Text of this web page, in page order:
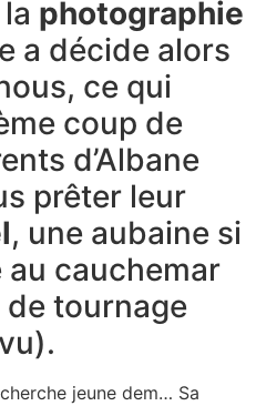
photographie
a décide alors
ce qui
coup de
d’Albane
prêter leur
, une aubaine si
cauchemar
de tournage
jeune dem… Sa